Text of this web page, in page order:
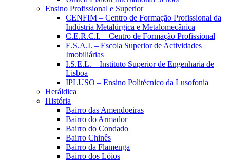
Ensino Profissional e Superior
CENFIM – Centro de Formação Profissional da
Indústria Metalúrgica e Metalomecânica
C.E.R.C.I. – Centro de Formação Profissional
E.S.A.I. – Escola Superior de Actividades
Imobiliárias
I.S.E.L. – Instituto Superior de Engenharia de
Lisboa
IPLUSO – Ensino Politécnico da Lusofonia
Heráldica
História
Bairro das Amendoeiras
Bairro do Armador
Bairro do Condado
Bairro Chinês
Bairro da Flamenga
Bairro dos Lóios